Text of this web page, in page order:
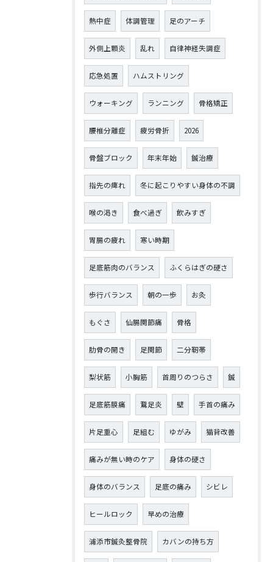
熱中症 体調管理 足のアーチ
外側上顆炎 乱れ 自律神経失調症
応急処置 ハムストリング
ウォーキング ランニング 骨格矯正
腰椎分離症 疲労骨折 2026
骨盤ブロック 年末年始 鍼治療
指先の痺れ 冬に起こりやすい身体の不調
喉の渇き 食べ過ぎ 飲みすぎ
胃腸の疲れ 寒い時期
足底筋肉のバランス ふくらはぎの硬さ
歩行バランス 朝の一歩 お灸
もぐさ 仙腸関節痛 骨格
肋骨の開き 足関節 二分靭帯
梨状筋 小胸筋 首周りのつらさ 鍼
足底筋膜痛 鵞足炎 壁 手首の痛み
片足重心 足組む ゆがみ 猫背改善
痛みが無い時のケア 身体の硬さ
身体のバランス 足底の痛み シビレ
ヒールロック 早めの治療
浦添市鍼灸整骨院 カバンの持ち方